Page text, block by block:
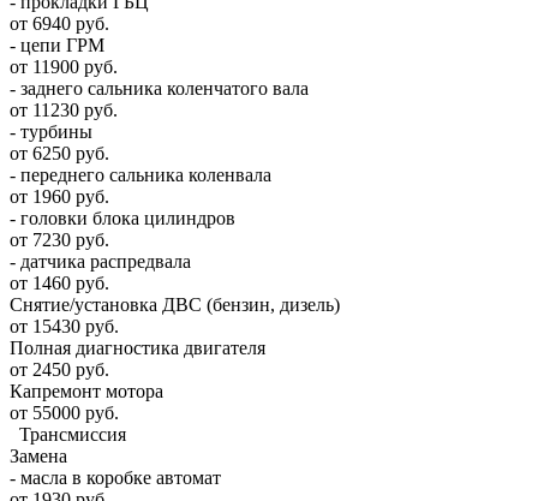
от 6940 руб.
- цепи ГРМ
от 11900 руб.
- заднего сальника коленчатого вала
от 11230 руб.
- турбины
от 6250 руб.
- переднего сальника коленвала
от 1960 руб.
- головки блока цилиндров
от 7230 руб.
- датчика распредвала
от 1460 руб.
Снятие/установка ДВС (бензин, дизель)
от 15430 руб.
Полная диагностика двигателя
от 2450 руб.
Капремонт мотора
от 55000 руб.
Трансмиссия
Замена
- масла в коробке автомат